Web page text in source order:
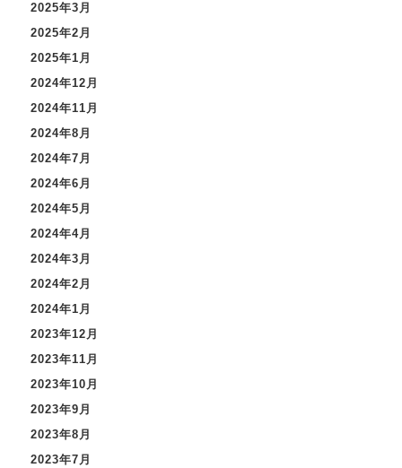
2025年3月
2025年2月
2025年1月
2024年12月
2024年11月
2024年8月
2024年7月
2024年6月
2024年5月
2024年4月
2024年3月
2024年2月
2024年1月
2023年12月
2023年11月
2023年10月
2023年9月
2023年8月
2023年7月